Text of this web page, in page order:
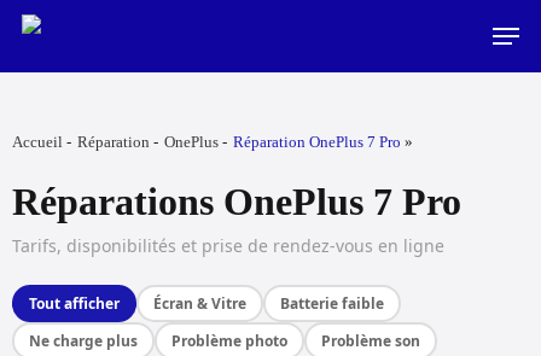
Skip
Menu
Accueil Réparation OnePlus Réparation OnePlus 7 Pro
Réparations OnePlus 7 Pro
Tarifs, disponibilités et prise de rendez-vous en ligne
Tout afficher Écran & Vitre
Batterie faible
Ne charge plus
Problème photo
Problème son